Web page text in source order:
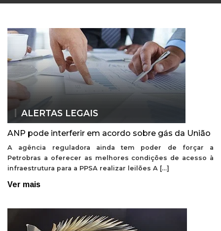
ALERTAS LEGAIS
ANP pode interferir em acordo sobre gás da União
A agência reguladora ainda tem poder de forçar a
Petrobras a oferecer as melhores condições de acesso à
infraestrutura para a PPSA realizar leilões A […]
Ver mais